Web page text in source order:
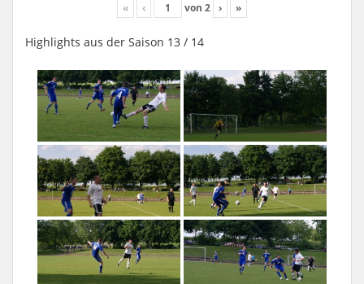
« ‹ von 2 › »
Highlights aus der Saison 13 / 14